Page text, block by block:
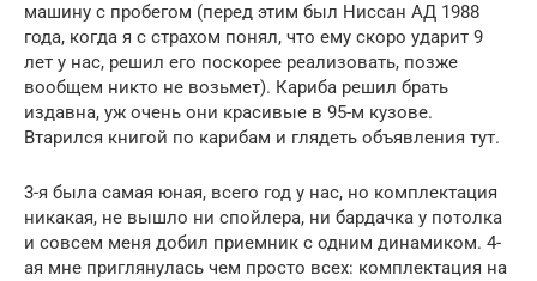
машину с пробегом (перед этим был Ниссан АД 1988
года, когда я с страхом понял, что ему скоро ударит 9
лет у нас, решил его поскорее реализовать, позже
вообщем никто не возьмет). Кариба решил брать
издавна, уж очень они красивые в 95-м кузове.
Втарился книгой по карибам и глядеть объявления тут.
3-я была самая юная, всего год у нас, но комплектация
никакая, не вышло ни спойлера, ни бардачка у потолка
и совсем меня добил приемник с одним динамиком. 4-
ая мне приглянулась чем просто всех: комплектация на